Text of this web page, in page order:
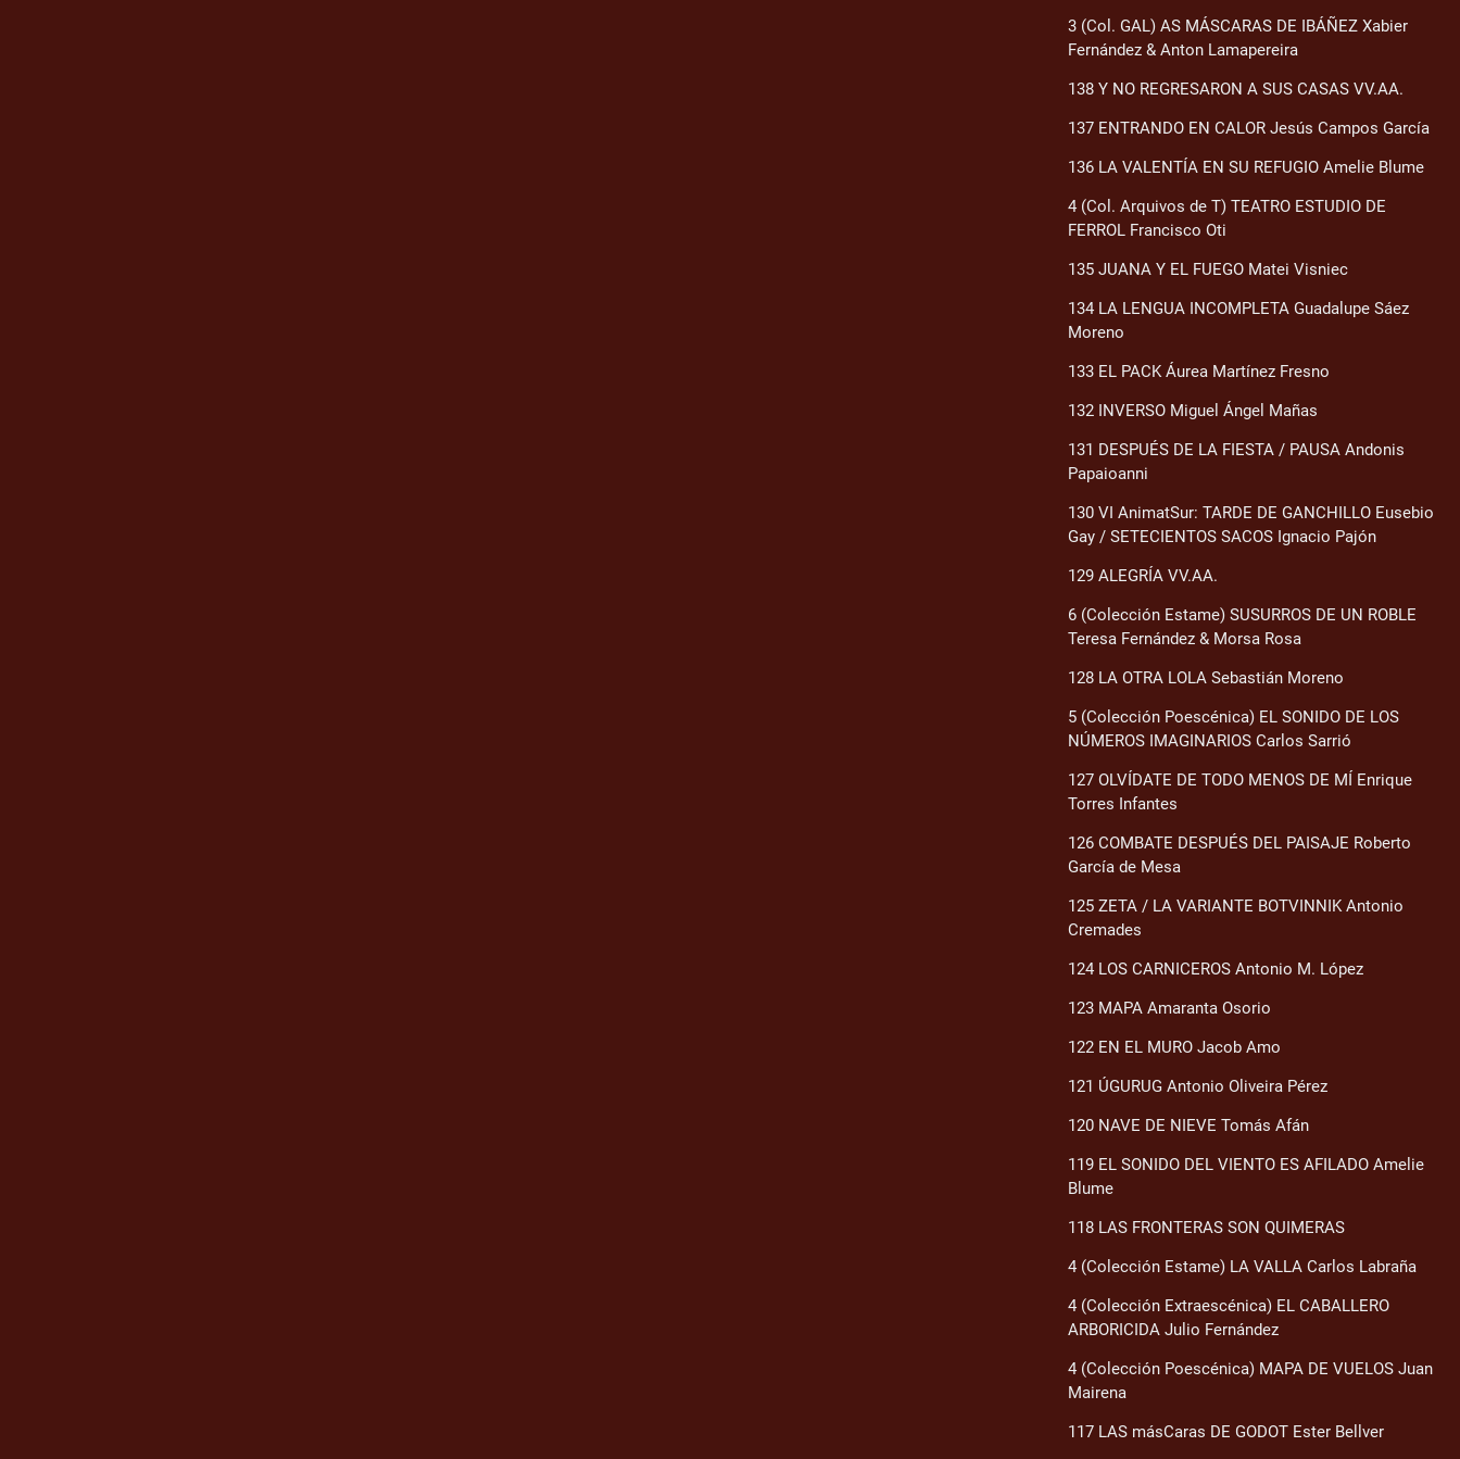
3 (Col. GAL) AS MÁSCARAS DE IBÁÑEZ Xabier
Fernández & Anton Lamapereira
138 Y NO REGRESARON A SUS CASAS VV.AA.
137 ENTRANDO EN CALOR Jesús Campos García
136 LA VALENTÍA EN SU REFUGIO Amelie Blume
4 (Col. Arquivos de T) TEATRO ESTUDIO DE
FERROL Francisco Oti
135 JUANA Y EL FUEGO Matei Visniec
134 LA LENGUA INCOMPLETA Guadalupe Sáez
Moreno
133 EL PACK Áurea Martínez Fresno
132 INVERSO Miguel Ángel Mañas
131 DESPUÉS DE LA FIESTA / PAUSA Andonis
Papaioanni
130 VI AnimatSur: TARDE DE GANCHILLO Eusebio
Gay / SETECIENTOS SACOS Ignacio Pajón
129 ALEGRÍA VV.AA.
6 (Colección Estame) SUSURROS DE UN ROBLE
Teresa Fernández & Morsa Rosa
128 LA OTRA LOLA Sebastián Moreno
5 (Colección Poescénica) EL SONIDO DE LOS
NÚMEROS IMAGINARIOS Carlos Sarrió
127 OLVÍDATE DE TODO MENOS DE MÍ Enrique
Torres Infantes
126 COMBATE DESPUÉS DEL PAISAJE Roberto
García de Mesa
125 ZETA / LA VARIANTE BOTVINNIK Antonio
Cremades
124 LOS CARNICEROS Antonio M. López
123 MAPA Amaranta Osorio
122 EN EL MURO Jacob Amo
121 ÚGURUG Antonio Oliveira Pérez
120 NAVE DE NIEVE Tomás Afán
119 EL SONIDO DEL VIENTO ES AFILADO Amelie
Blume
118 LAS FRONTERAS SON QUIMERAS
4 (Colección Estame) LA VALLA Carlos Labraña
4 (Colección Extraescénica) EL CABALLERO
ARBORICIDA Julio Fernández
4 (Colección Poescénica) MAPA DE VUELOS Juan
Mairena
117 LAS másCaras DE GODOT Ester Bellver